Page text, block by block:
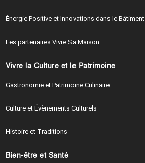
Énergie Positive et Innovations dans le Bâtiment
Les partenaires Vivre Sa Maison
Vivre la Culture et le Patrimoine
Gastronomie et Patrimoine Culinaire
Culture et Évènements Culturels
Histoire et Traditions
Bien-être et Santé